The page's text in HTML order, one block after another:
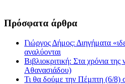
Πρόσφατα άρθρα
Γιώργος Δήμος: Διηγήματα
αναλύονται
Βιβλιοκριτική: Στα χρόνια
Αθανασιάδου)
Τι θα δούμε την Πέμπτη (6/8)